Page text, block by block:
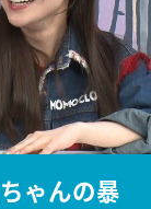
ゃんの暴